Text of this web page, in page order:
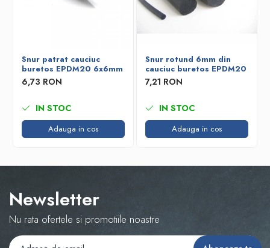
Snur patrat cauciuc
buretos EPDM20 6x6mm
6,73 RON
IN STOC
Adauga in cos
Snur rotund 6mm din
cauciuc buretos EPDM20
7,21 RON
IN STOC
Adauga in cos
Newsletter
Nu rata ofertele si promotiile noastre